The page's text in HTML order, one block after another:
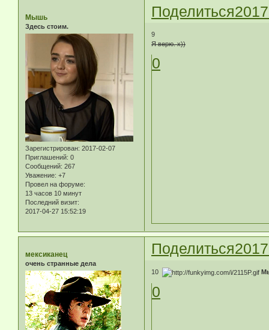
Поделиться
Мышь
Здесь стоим.
Зарегистрирован: 2017-02-07
Приглашений: 0
Сообщений: 267
Уважение: +7
Провел на форуме:
13 часов 10 минут
Последний визит:
2017-04-27 15:52:19
9
Я верю. х))
0
Поделиться
мексиканец
очень странные дела
10
0